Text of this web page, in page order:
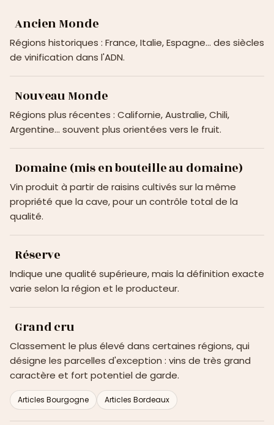
Ancien Monde
Régions historiques : France, Italie, Espagne… des siècles
de vinification dans l'ADN.
Nouveau Monde
Régions plus récentes : Californie, Australie, Chili,
Argentine… souvent plus orientées vers le fruit.
Domaine (mis en bouteille au domaine)
Vin produit à partir de raisins cultivés sur la même
propriété que la cave, pour un contrôle total de la
qualité.
Réserve
Indique une qualité supérieure, mais la définition exacte
varie selon la région et le producteur.
Grand cru
Classement le plus élevé dans certaines régions, qui
désigne les parcelles d'exception : vins de très grand
caractère et fort potentiel de garde.
Articles Bourgogne Articles Bordeaux